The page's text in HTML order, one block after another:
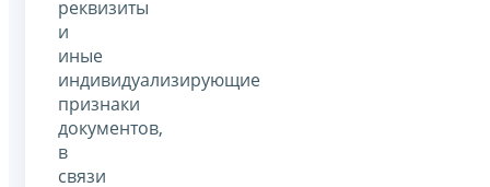
реквизиты
и
иные
индивидуализирующие
признаки
документов,
в
связи